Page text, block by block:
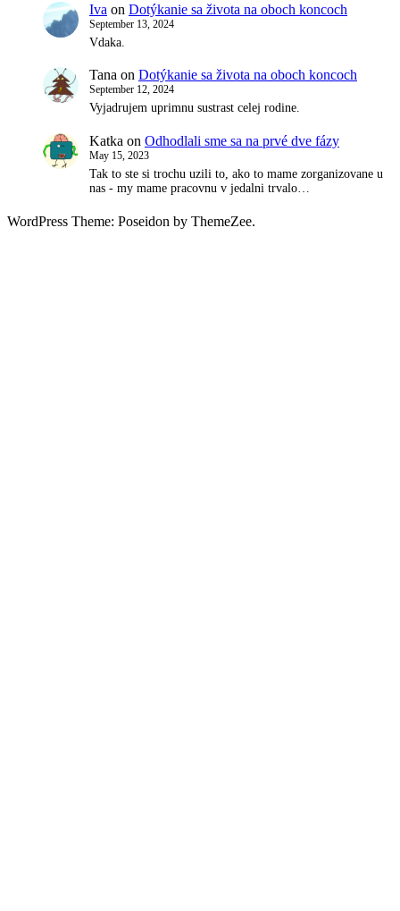
Iva on Dotýkanie sa života na oboch koncoch
September 13, 2024
Vdaka.
Tana on Dotýkanie sa života na oboch koncoch
September 12, 2024
Vyjadrujem uprimnu sustrast celej rodine.
Katka on Odhodlali sme sa na prvé dve fázy
May 15, 2023
Tak to ste si trochu uzili to, ako to mame zorganizovane u
nas - my mame pracovnu v jedalni trvalo…
WordPress Theme: Poseidon by ThemeZee.